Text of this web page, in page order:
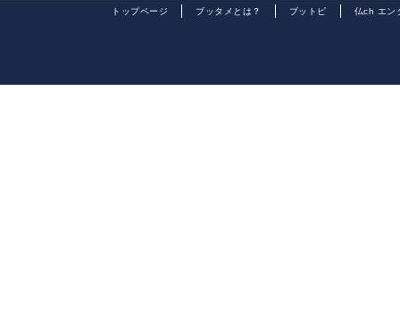
トップページ ブッタメとは？ ブットピ 仏ch エン